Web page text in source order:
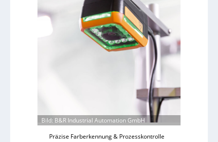
a
l
o
u
F
e
a
u
s
Bild: B&R Industrial Automation GmbH
Präzise Farberkennung & Prozesskontrolle